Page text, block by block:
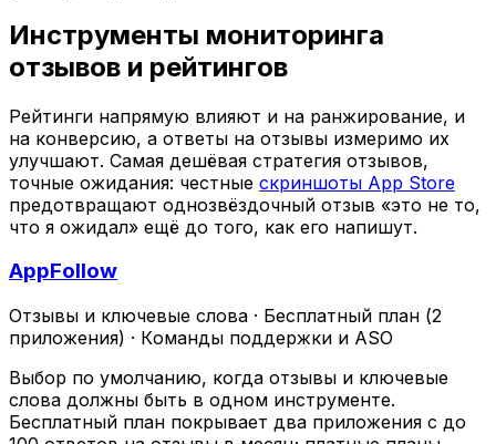
Инструменты мониторинга
отзывов и рейтингов
Рейтинги напрямую влияют и на ранжирование, и
на конверсию, а ответы на отзывы измеримо их
улучшают. Самая дешёвая стратегия отзывов,
точные ожидания: честные скриншоты App Store
предотвращают однозвёздочный отзыв «это не то,
что я ожидал» ещё до того, как его напишут.
AppFollow
Отзывы и ключевые слова · Бесплатный план (2
приложения) · Команды поддержки и ASO
Выбор по умолчанию, когда отзывы и ключевые
слова должны быть в одном инструменте.
Бесплатный план покрывает два приложения с до